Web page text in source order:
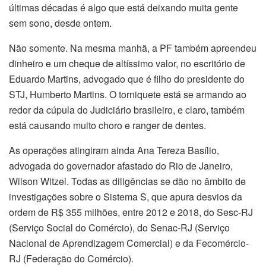
últimas décadas é algo que está deixando muita gente
sem sono, desde ontem.
Não somente. Na mesma manhã, a PF também apreendeu
dinheiro e um cheque de altíssimo valor, no escritório de
Eduardo Martins, advogado que é filho do presidente do
STJ, Humberto Martins. O torniquete está se armando ao
redor da cúpula do Judiciário brasileiro, e claro, também
está causando muito choro e ranger de dentes.
As operações atingiram ainda Ana Tereza Basílio,
advogada do governador afastado do Rio de Janeiro,
Wilson Witzel. Todas as diligências se dão no âmbito de
investigações sobre o Sistema S, que apura desvios da
ordem de R$ 355 milhões, entre 2012 e 2018, do Sesc-RJ
(Serviço Social do Comércio), do Senac-RJ (Serviço
Nacional de Aprendizagem Comercial) e da Fecomércio-
RJ (Federação do Comércio).